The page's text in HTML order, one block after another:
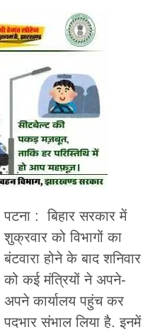
पटना : बिहार सरकार में
शुक्रवार को विभागों का
बंटवारा होने के बाद शनिवार
को कई मंत्रियों ने अपने-
अपने कार्यालय पहुंच कर
पदभार संभाल लिया है. इनमें